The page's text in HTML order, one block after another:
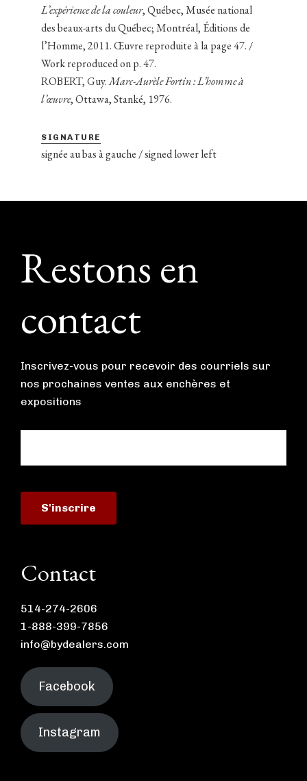
L’expérience de la couleur, Québec, Musée national
des beaux-arts du Québec; Montréal, Éditions de
l’Homme, 2011. Œuvre reproduite à la page 47. /
Work reproduced on p. 47.
ROBERT, Guy.Marc-Aurèle Fortin : L’homme à
l’œuvre, Ottawa, Stanké, 1976.
SIGNATURE
signée au bas à gauche / signed lower left
Footer
Restons en
contact
Inscrivez-vous pour recevoir des courriels sur
nos prochaines ventes aux enchères et
expositions
Contact
514-274-2606
1-888-399-7856
info@bydealers.com
Facebook
Instagram